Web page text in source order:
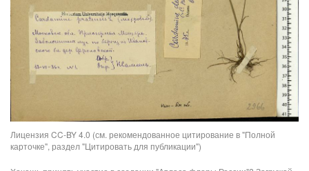
Лицензия CC-BY 4.0 (см. рекомендованное цитирование в "Полной
карточке", раздел "Цитировать для публикации")